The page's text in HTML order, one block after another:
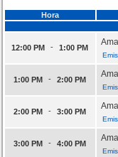
Hora
12:00 PM - 1:00 PM
1:00 PM - 2:00 PM
2:00 PM - 3:00 PM
3:00 PM - 4:00 PM